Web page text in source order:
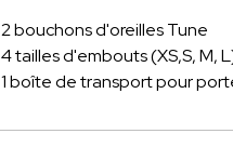
2 bouchons d'oreilles Tune
4 tailles d'embouts (XS,S, M,
1 boîte de transport pour